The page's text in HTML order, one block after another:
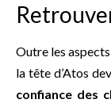
Outre les
la tête d’Atos
confiance des